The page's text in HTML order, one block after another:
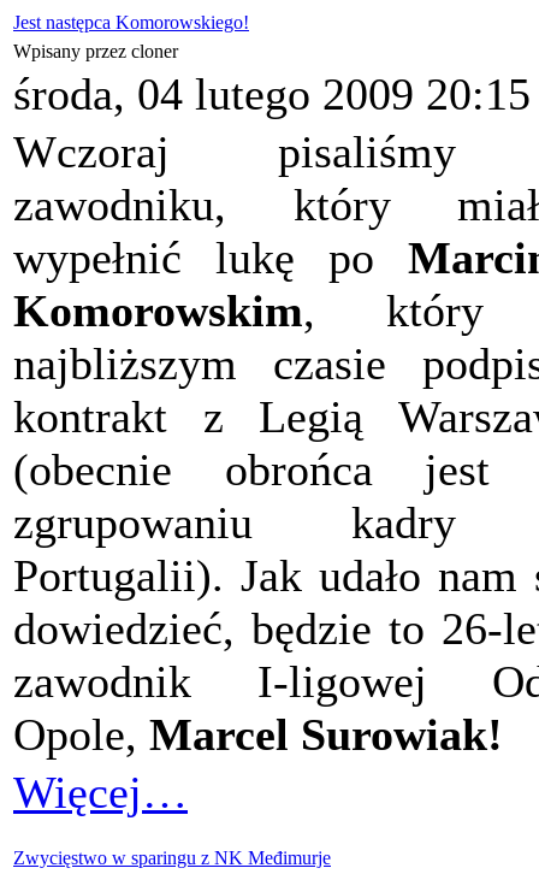
Jest następca Komorowskiego!
Wpisany przez cloner
środa, 04 lutego 2009 20:15
Wczoraj
zawodniku, który
wypełnić lukę po
Komorowskim, który
najbliższym czasie
kontrakt z Legią
(obecnie obrońca jest
zgrupowaniu kadry
Portugalii). Jak udało nam
dowiedzieć, będzie to 26-
zawodnik I-ligowej
Opole, Marcel Surowiak!
Więcej…
Zwycięstwo w sparingu z NK Međimurje